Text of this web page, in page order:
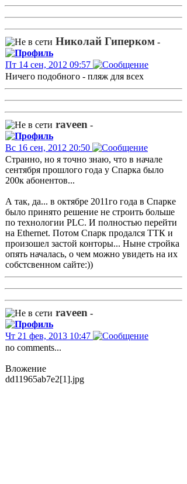
Николай Гиперком -
Пт 14 сен, 2012 09:57
Ничего подобного - пляж для всех
raveen -
Вс 16 сен, 2012 20:50
Странно, но я точно знаю, что в начале
сентября прошлого года у Спарка было
200к абонентов...
А так, да... в октябре 2011го года в Спарке
было принято решение не строить больше
по технологии PLC. И полностью перейти
на Ethernet. Потом Спарк продался ТТК и
произошел застой конторы... Ныне стройка
опять началась, о чем можно увидеть на их
собстсвенном сайте:))
raveen -
Чт 21 фев, 2013 10:47
no comments...
Вложение
dd11965ab7e2[1].jpg